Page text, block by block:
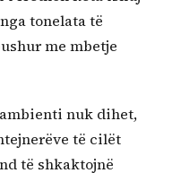
tonelata të
me mbetje
nuk dihet,
të cilët
të shkaktojnë